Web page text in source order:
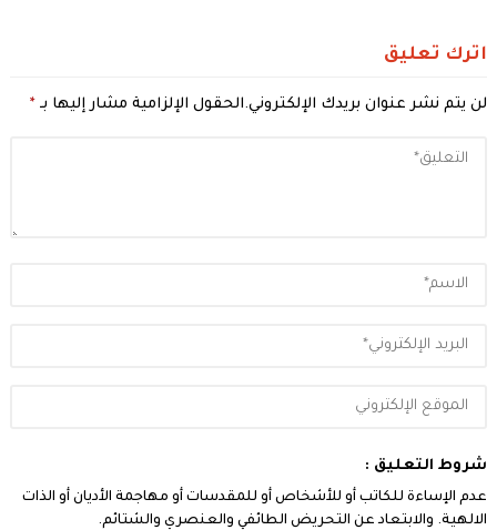
اترك تعليق
لن يتم نشر عنوان بريدك الإلكتروني.الحقول الإلزامية مشار إليها بـ *
شروط التعليق :
عدم الإساءة للكاتب أو للأشخاص أو للمقدسات أو مهاجمة الأديان أو الذات
الالهية. والابتعاد عن التحريض الطائفي والعنصري والشتائم.